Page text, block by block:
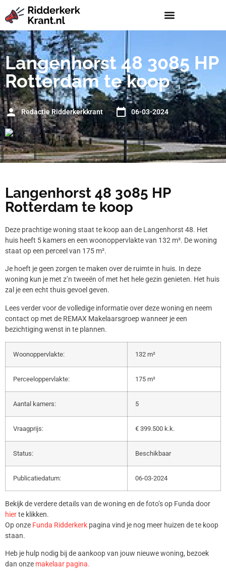
Langenhorst 48 3085 HP
Rotterdam te koop
Redactie Ridderkerkkrant 06-03-2024
Langenhorst 48 3085 HP
Rotterdam te koop
Deze prachtige woning staat te koop aan de Langenhorst 48. Het
huis heeft 5 kamers en een woonoppervlakte van 132 m². De woning
staat op een perceel van 175 m².
Je hoeft je geen zorgen te maken over de ruimte in huis. In deze
woning kun je met z’n tweeën of met het hele gezin genieten. Het huis
zal je een echt thuis gevoel geven.
Lees verder voor de volledige informatie over deze woning en neem
contact op met de REMAX Makelaarsgroep wanneer je een
bezichtiging wenst in te plannen.
Woonoppervlakte: 132 m²
Perceeloppervlakte: 175 m²
Aantal kamers: 5
Vraagprijs: € 399.500 k.k.
Status: Beschikbaar
Publicatiedatum: 06-03-2024
Bekijk de verdere details van de woning en de foto’s op Funda door
hierte klikken.
Op onze Funda Ridderkerk pagina vind je nog meer huizen de te koop
staan.
Heb je hulp nodig bij de aankoop van jouw nieuwe woning, bezoek
dan onze makelaar pagina.